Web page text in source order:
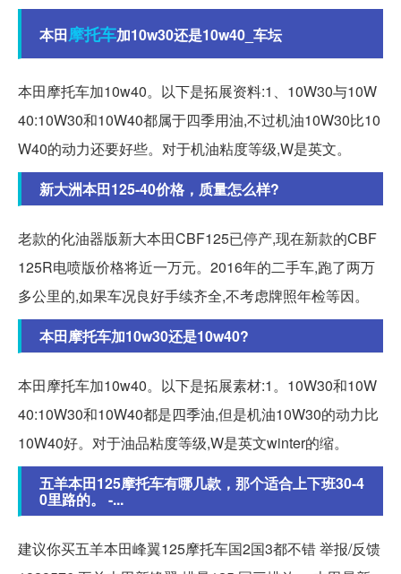
本田摩托车加10w30还是10w40_车坛
本田摩托车加10w40。以下是拓展资料:1、10W30与10W
40:10W30和10W40都属于四季用油,不过机油10W30比10
W40的动力还要好些。对于机油粘度等级,W是英文。
新大洲本田125-40价格，质量怎么样?
老款的化油器版新大本田CBF125已停产,现在新款的CBF
125R电喷版价格将近一万元。2016年的二手车,跑了两万
多公里的,如果车况良好手续齐全,不考虑牌照年检等因。
本田摩托车加10w30还是10w40?
本田摩托车加10w40。以下是拓展素材:1。10W30和10W
40:10W30和10W40都是四季油,但是机油10W30的动力比
10W40好。对于油品粘度等级,W是英文winter的缩。
五羊本田125摩托车有哪几款，那个适合上下班30-4
0里路的。 -...
建议你买五羊本田峰翼125摩托车国2国3都不错 举报/反馈